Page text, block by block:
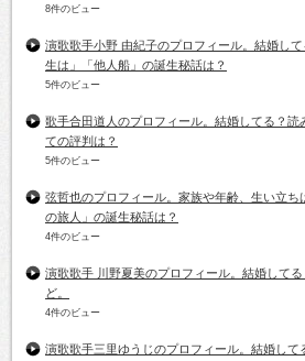
8件のビュー
演歌歌手小野 由紀子のプロフィール。結婚し
生は」「他人船」の誕生秘話は？
5件のビュー
歌手合田道人のプロフィール。結婚してる？読
ての評判は？
5件のビュー
弦哲也のプロフィール。家族や年齢、生い立
の旅人」の誕生秘話は？
4件のビュー
演歌歌手 川野夏美のプロフィール。結婚して
ど。
4件のビュー
演歌歌手三里ゆうじのプロフィール。結婚して